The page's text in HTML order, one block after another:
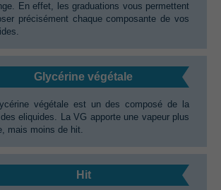
‬En effet,‭ ‬les graduations vous permettent
précisément chaque composante de vos
Glycérine végétale‭
végétale est un des composé de la
eliquides.‭ ‬La VG apporte une vapeur plus
‬mais moins de hit.
Hit‭